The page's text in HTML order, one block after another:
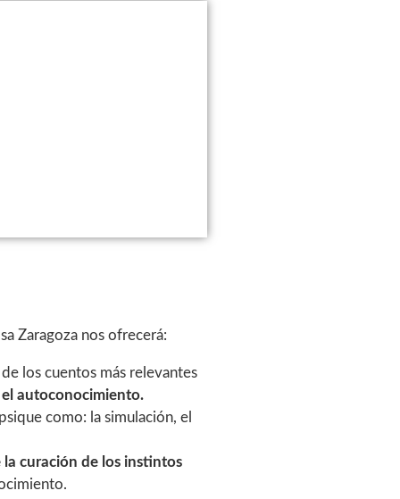
Zaragoza nos ofrecerá:
los cuentos más relevantes
el autoconocimiento.
como: la simulación, el
la curación de los instintos